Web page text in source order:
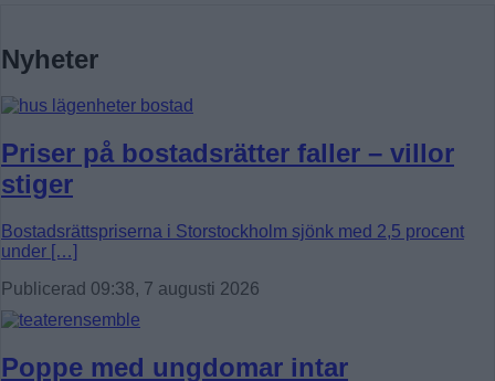
Nyheter
Priser på bostadsrätter faller – villor
stiger
Bostadsrättspriserna i Storstockholm sjönk med 2,5 procent
under […]
Publicerad 09:38, 7 augusti 2026
Poppe med ungdomar intar